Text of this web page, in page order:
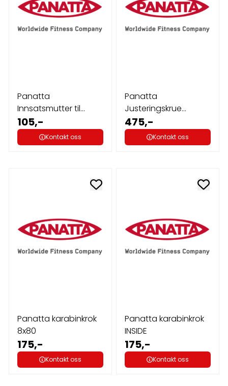
Panatta
Innsatsmutter til
holker
105,-
Kontakt oss
Panatta
Justeringskrue
(Snappers) lang
475,-
Kontakt oss
Panatta karabinkrok
8x80
175,-
Kontakt oss
Panatta karabinkrok
INSIDE
175,-
Kontakt oss